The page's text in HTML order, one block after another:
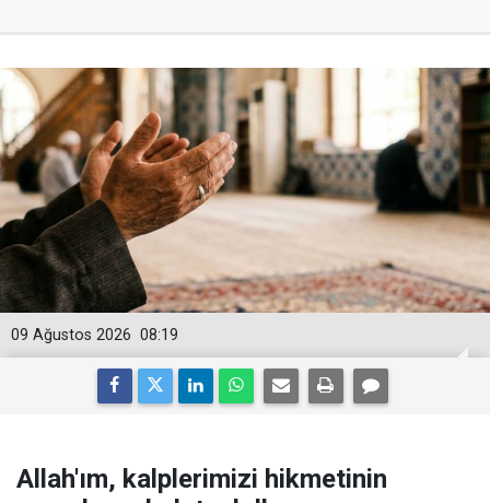
08:19
09 Ağustos 2026
Allah'ım, kalplerimizi hikmetinin